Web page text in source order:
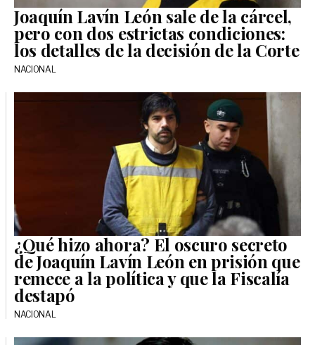
Joaquín Lavín León sale de la cárcel,
pero con dos estrictas condiciones:
los detalles de la decisión de la Corte
NACIONAL
¿Qué hizo ahora? El oscuro secreto
de Joaquín Lavín León en prisión que
remece a la política y que la Fiscalía
destapó
NACIONAL